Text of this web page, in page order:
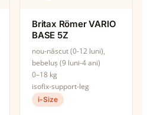
Britax Römer VARIO
BASE 5Z
nou-născut (0-12 luni),
bebeluș (9 luni-4 ani)
0–18 kg
isofix-support-leg
i-Size